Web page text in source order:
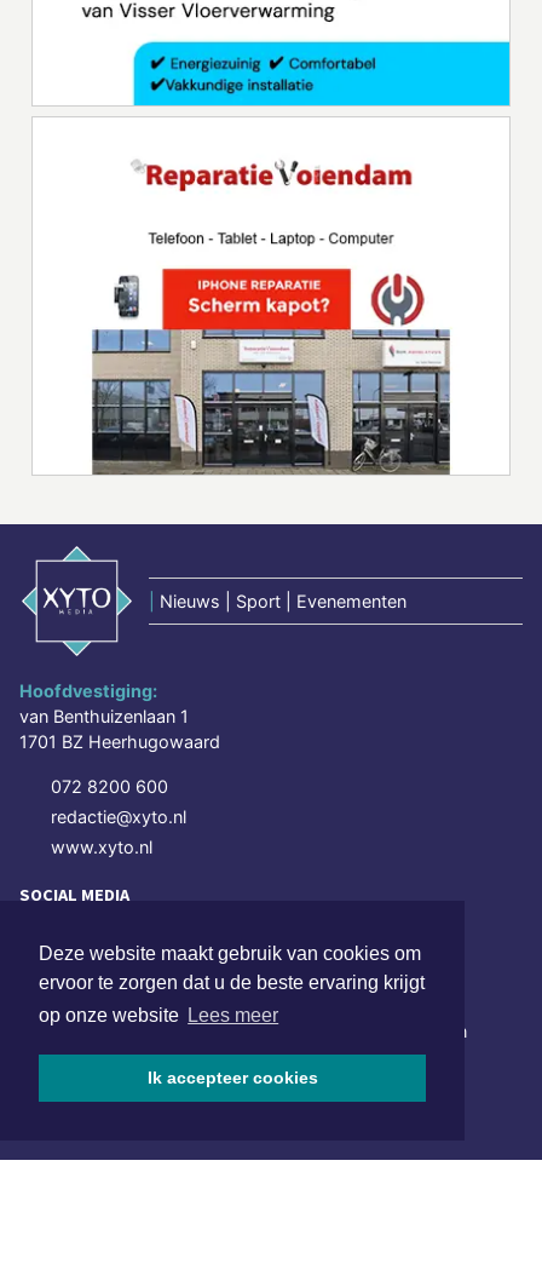
Deze website maakt gebruik van cookies om
ervoor te zorgen dat u de beste ervaring krijgt
op onze website Lees meer
Ik accepteer cookies
Nieuws | Sport | Evenementen
Hoofdvestiging:
van Benthuizenlaan 1
1701 BZ Heerhugowaard
072 8200 600
redactie@xyto.nl
www.xyto.nl
SOCIAL MEDIA
NIEUWSBRIEF AANMELDEN
Schrijf je in voor onze nieuwsbrief en krijg wekelijks een
samenvatting van alle gebeurtenissen uit jouw regio.